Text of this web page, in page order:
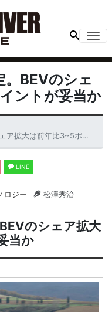
。BEVのシェ
ントが妥当か
前年比3~5ポイントが妥当か
LINE
ロジー 松澤秀治
のシェア拡大
当か